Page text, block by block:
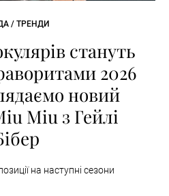
/ ТРЕНДИ
стануть
2026
новий
Miu з Гейлі
на наступні сезони